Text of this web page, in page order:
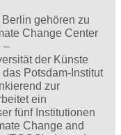
gehören zu
Change Center
–
der Künste
Potsdam-Institut
zur
ein
fünf Institutionen
Change and